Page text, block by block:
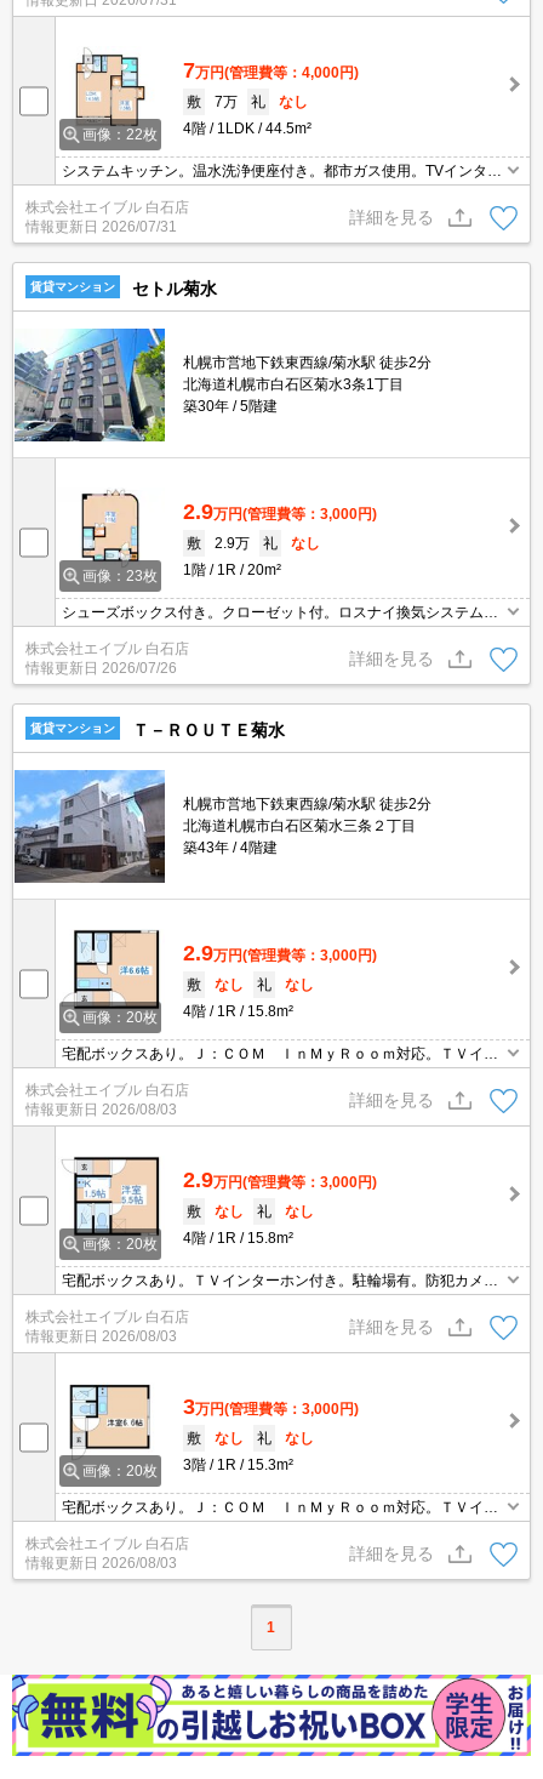
画像：22枚
7万円(管理費等：4,000円)
敷
7万 礼
なし
4階
1LDK 44.5m²
システムキッチン。温水洗浄便座付き。都市ガス使用。TVインター
ホン付き。バルコニー。シャンドレ。インターネット使用料無料!。
ペット大型犬可。駐輪場有。シャワー付トイレ。オートロック。シ
ステムキッチン。
株式会社エイブル 白石店
情報更新日 2026/07/31
詳細を見る
賃貸マンション セトル菊水
札幌市営地下鉄東西線/菊水駅 徒歩2分
北海道札幌市白石区菊水3条1丁目
築30年
5階建
画像：23枚
2.9万円(管理費等：3,000円)
敷
2.9万 礼
なし
1階
1R 20m²
シューズボックス付き。クローゼット付。ロスナイ換気システム。
バス・トイレ別。シャンドレ。初期費用クレジット払い可能。室内
に洗濯機置場あり。駅まで徒歩3分圏内!。FF。シューズボックス付
き。
株式会社エイブル 白石店
情報更新日 2026/07/26
詳細を見る
賃貸マンション Ｔ－ＲＯＵＴＥ菊水
札幌市営地下鉄東西線/菊水駅 徒歩2分
北海道札幌市白石区菊水三条２丁目
築43年
4階建
画像：20枚
2.9万円(管理費等：3,000円)
敷
なし 礼
なし
4階
1R 15.8m²
宅配ボックスあり。Ｊ：ＣＯＭ ＩｎＭｙＲｏｏｍ対応。ＴＶイン
ターホン付き。日当たり良好！心地よい室内環境！。バス・トイレ
別。システムキッチン。温水洗浄便座付き。室内に洗濯機置場あ
り。
株式会社エイブル 白石店
情報更新日 2026/08/03
詳細を見る
画像：20枚
2.9万円(管理費等：3,000円)
敷
なし 礼
なし
4階
1R 15.8m²
宅配ボックスあり。ＴＶインターホン付き。駐輪場有。防犯カメ
ラ。敷金・礼金なし。システムキッチン。室内に洗濯機置場あり。
白を基調とした明るい室内。浴室はシャワーのみ。仲介手数料家賃
の0.55ヵ月分。
株式会社エイブル 白石店
情報更新日 2026/08/03
詳細を見る
画像：20枚
3万円(管理費等：3,000円)
敷
なし 礼
なし
3階
1R 15.3m²
宅配ボックスあり。Ｊ：ＣＯＭ ＩｎＭｙＲｏｏｍ対応。ＴＶイン
ターホン付き。システムキッチン。温水洗浄便座付き。居室フロー
リング。室内に洗濯機置場あり。仲介手数料家賃の0.55ヶ月分。
株式会社エイブル 白石店
情報更新日 2026/08/03
詳細を見る
1